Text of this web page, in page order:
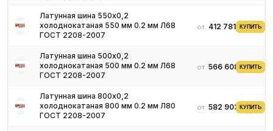
Латунная шина 550х0,2
холоднокатаная 550 мм 0.2 мм Л68
ГОСТ 2208-2007
от 412 781 ₽КУПИТЬ
Латунная шина 500х0,2
холоднокатаная 500 мм 0.2 мм Л68
ГОСТ 2208-2007
от 566 608 ₽КУПИТЬ
Латунная шина 800х0,2
холоднокатаная 800 мм 0.2 мм Л80
ГОСТ 2208-2007
от 582 903 ₽КУПИТЬ